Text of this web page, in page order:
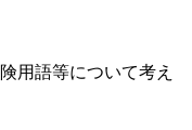
用語等について考え